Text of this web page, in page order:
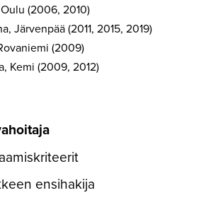
ensihakija
(2006, 2010)
Järvenpää (2011, 2015, 2019)
(2009)
Kemi (2009, 2012)